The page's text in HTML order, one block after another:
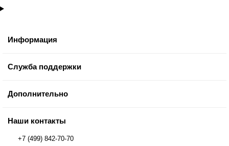
Информация
Служба поддержки
Дополнительно
Наши контакты
+7 (499) 842-70-70